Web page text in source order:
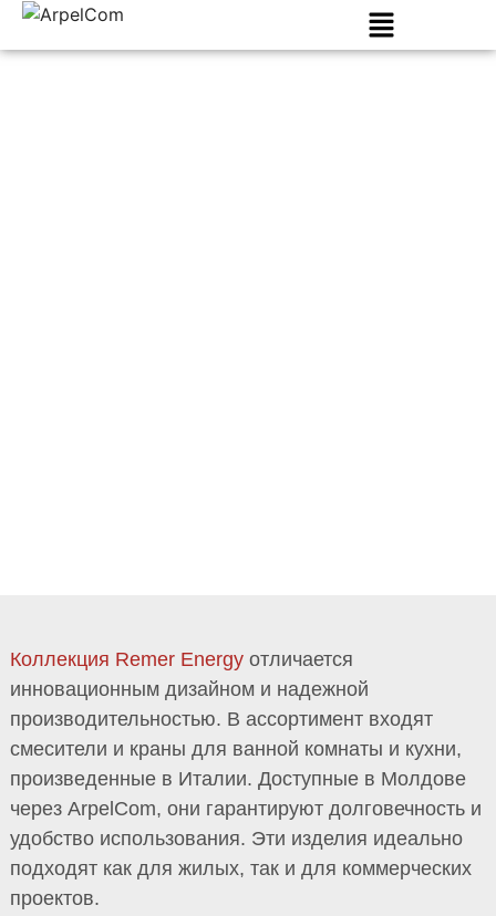
Коллекция Remer Energyотличается
инновационным дизайном и надежной
производительностью. В ассортимент входят
смесители и краны для ванной комнаты и кухни,
произведенные в Италии. Доступные в Молдове
через ArpelCom, они гарантируют долговечность и
удобство использования. Эти изделия идеально
подходят как для жилых, так и для коммерческих
проектов.